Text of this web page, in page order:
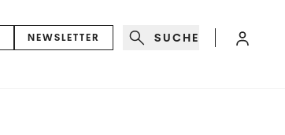
NEWSLETTER SUCHE